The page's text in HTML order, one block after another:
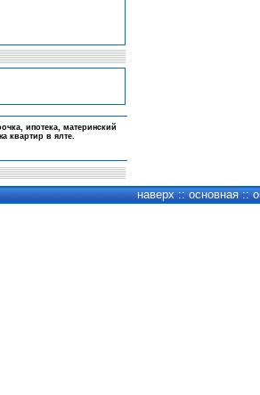
ипотека, материнский
квартир в ялте.
наверх ::основная ::